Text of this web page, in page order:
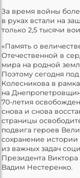
За время войны
в руках встали на
только 2,5 тысячи
«Память о
Отечественной в
мира на родной
Поэтому сегодня
Колесникова в
на
70-летия
снова и снова
страницы
подвига героев
сохранение истории
из важных задач
Президента
Вадим Нестеренко.